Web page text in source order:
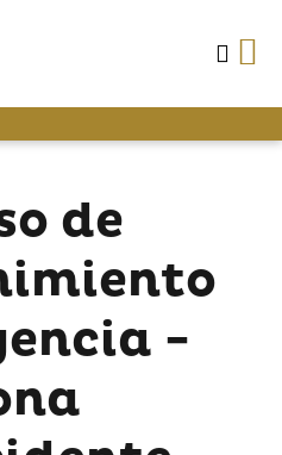
de
-